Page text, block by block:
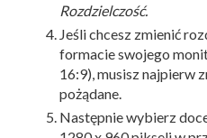
Rozdzielczość.
Jeśli chcesz zmienić
formacie swojego
16:9), musisz najpierw
pożądane.
Następnie wybierz